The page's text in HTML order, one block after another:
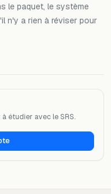
le paquet, le système
n'y a rien à réviser pour
étudier avec le SRS.